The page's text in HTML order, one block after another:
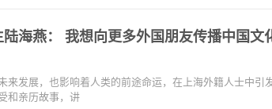
海燕： 我想向更多外国朋友传播中国文
来发展，也影响着人类的前途命运，在上海外籍人士中引
和亲历故事，讲